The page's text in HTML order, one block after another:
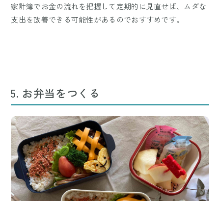
家計簿でお金の流れを把握して定期的に見直せば、ムダな
支出を改善できる可能性があるのでおすすめです。
5. お弁当をつくる